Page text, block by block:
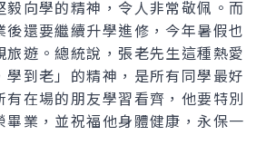
毅向學的精神，令人非常敬佩。而
後還要繼續升學進修，今年暑假也
旅遊。總統說，張老先生這種熱愛
學到老」的精神，是所有同學最好
有在場的朋友學習看齊，他要特別
畢業，並祝福他身體健康，永保一